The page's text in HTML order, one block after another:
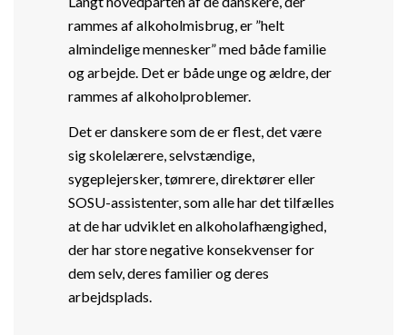
rammes af alkoholmisbrug, er ”helt
almindelige mennesker” med både familie
og arbejde. Det er både unge og ældre, der
rammes af alkoholproblemer.
Det er danskere som de er flest, det være
sig skolelærere, selvstændige,
sygeplejersker, tømrere, direktører eller
SOSU-assistenter, som alle har det tilfælles
at de har udviklet en alkoholafhængighed,
der har store negative konsekvenser for
dem selv, deres familier og deres
arbejdsplads.